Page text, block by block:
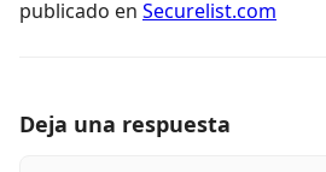
publicado en Securelist.com
Deja una respuesta